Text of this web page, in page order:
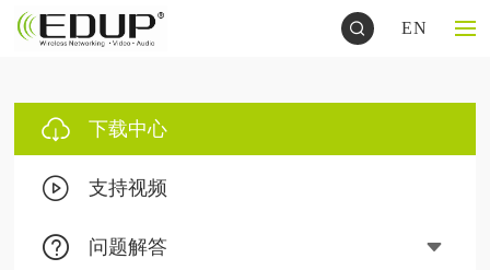
EN
下载中心
支持视频
问题解答